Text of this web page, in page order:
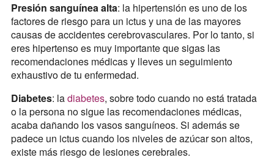
Presión sanguínea alta: la hipertensión es uno de los
factores de riesgo para un ictus y una de las mayores
causas de accidentes cerebrovasculares. Por lo tanto, si
eres hipertenso es muy importante que sigas las
recomendaciones médicas y lleves un seguimiento
exhaustivo de tu enfermedad.
Diabetes: ladiabetes, sobre todo cuando no está tratada
o la persona no sigue las recomendaciones médicas,
acaba dañando los vasos sanguíneos. Si además se
padece un ictus cuando los niveles de azúcar son altos,
existe más riesgo de lesiones cerebrales.